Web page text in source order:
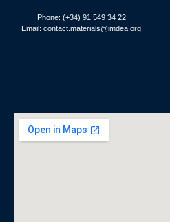
Phone: (+34) 91 549 34 22
Email: contact.materials@imdea.org